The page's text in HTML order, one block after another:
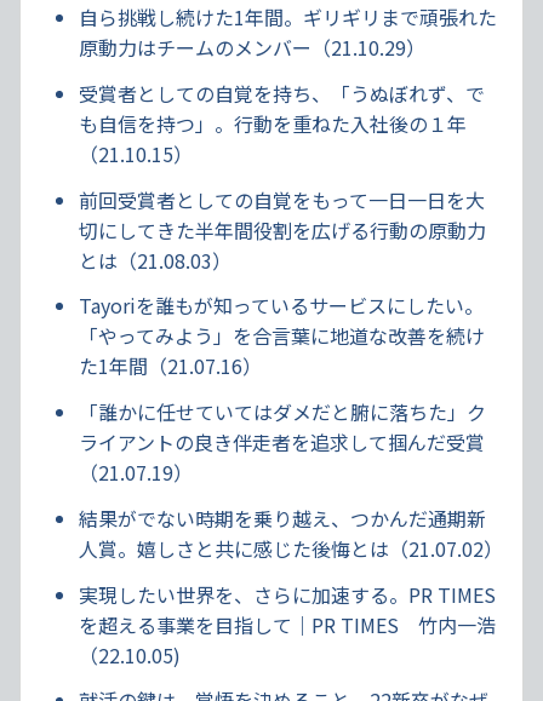
自ら挑戦し続けた1年間。ギリギリまで頑張れた
原動力はチームのメンバー（21.10.29）
受賞者としての自覚を持ち、「うぬぼれず、で
も自信を持つ」。行動を重ねた入社後の１年
（21.10.15）
前回受賞者としての自覚をもって一日一日を大
切にしてきた半年間役割を広げる行動の原動力
とは（21.08.03）
Tayoriを誰もが知っているサービスにしたい。
「やってみよう」を合言葉に地道な改善を続け
た1年間（21.07.16）
「誰かに任せていてはダメだと腑に落ちた」ク
ライアントの良き伴走者を追求して掴んだ受賞
（21.07.19）
結果がでない時期を乗り越え、つかんだ通期新
人賞。嬉しさと共に感じた後悔とは（21.07.02）
実現したい世界を、さらに加速する。PR TIMES
を超える事業を目指して｜PR TIMES 竹内一浩
（22.10.05)